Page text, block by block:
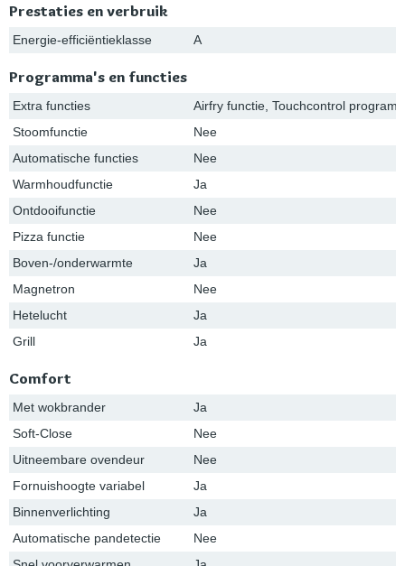
Prestaties en verbruik
Energie-efficiëntieklasse A
Programma's en functies
Extra functies
Airfry functie, Touchcontrol
Stoomfunctie
Nee
Automatische functies
Nee
Warmhoudfunctie
Ja
Ontdooifunctie
Nee
Pizza functie
Nee
Boven-/onderwarmte
Ja
Magnetron
Nee
Hetelucht
Ja
Grill
Ja
Comfort
Met wokbrander
Ja
Soft-Close
Nee
Uitneembare ovendeur
Nee
Fornuishoogte variabel
Ja
Binnenverlichting
Ja
Automatische pandetectie
Nee